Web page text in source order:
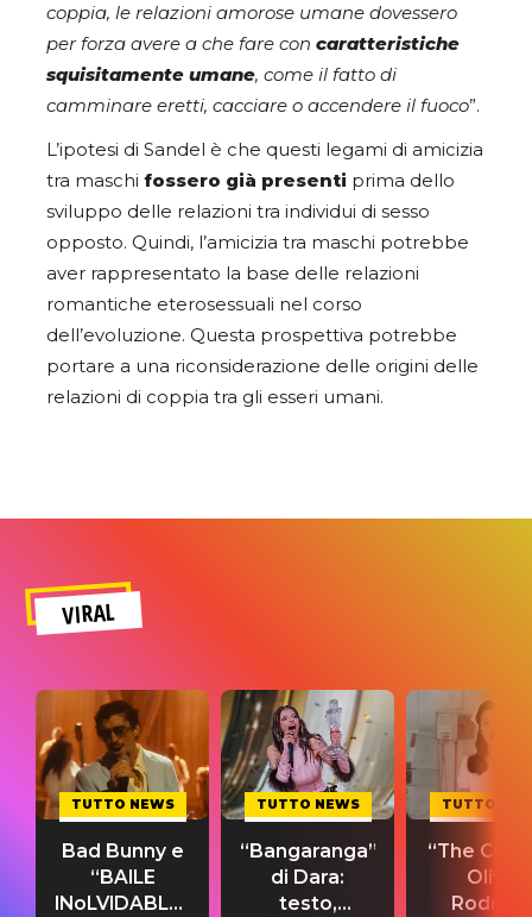
coppia, le relazioni amorose umane dovessero
per forza avere a che fare con caratteristiche
squisitamente umane, come il fatto di
camminare eretti, cacciare o accendere il fuoco”.
L’ipotesi di Sandel è che questi legami di amicizia
tra maschi fossero già presenti prima dello
sviluppo delle relazioni tra individui di sesso
opposto. Quindi, l’amicizia tra maschi potrebbe
aver rappresentato la base delle relazioni
romantiche eterosessuali nel corso
dell’evoluzione. Questa prospettiva potrebbe
portare a una riconsiderazione delle origini delle
relazioni di coppia tra gli esseri umani.
VIRAL
TUTTO NEWS
Bad Bunny e
“BAILE
INoLVIDABLE”:
TUTTO NEWS
“Bangaranga”
di Dara:
testo,
TUTTO
“The
Olivia